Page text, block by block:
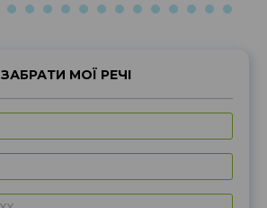
ЗАБРАТИ МОЇ РЕЧІ